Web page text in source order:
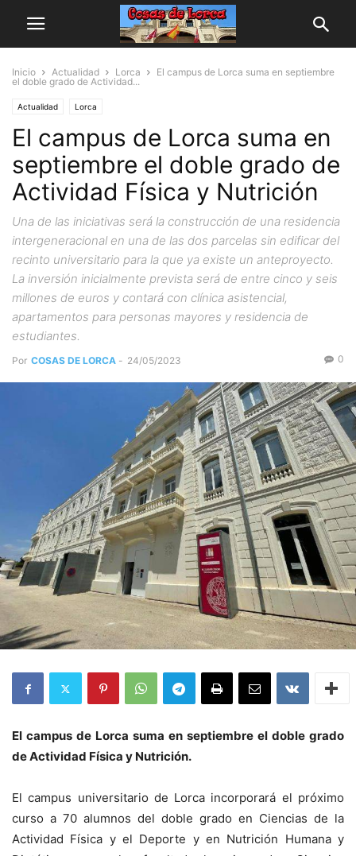
Inicio Actualidad Lorca
El campus de Lorca suma en septiembre
el doble grado de Actividad...
Actualidad Lorca
El campus de Lorca suma en
septiembre el doble grado de
Actividad Física y Nutrición
Una de las iniciativas será la construcción de una residencia
intergeneracional en una de las dos parcelas sin edificar del
recinto universitario para la que ya existe un anteproyecto.
La inversión inicialmente prevista será de entre cinco y seis
millones de euros y contará con clínica asistencial,
apartamentos para personas mayores y residencia de
estudiantes.
Por COSAS DE LORCA - 24/05/2023 0
El campus de Lorca suma en septiembre el doble grado
de Actividad Física y Nutrición.
El campus universitario de Lorca incorporará el próximo
curso a 70 alumnos del doble grado en Ciencias de la
Actividad Física y el Deporte y en Nutrición Humana y